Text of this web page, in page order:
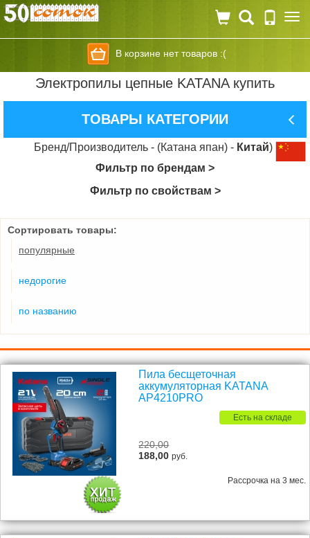
В корзине нет товаров :(
Электропилы цепные KATANA купить
ТОВАРЫ КАТЕГОРИИ
Бренд/Производитель - (Катана япан) - Китай)
Фильтр по брендам >
Фильтр по свойствам >
Сортировать товары:
популярные
недорогие
по названию
Пила бесщеточная
аккумуляторная KATANA
AP4210PRO
Есть на складе
220,00
188,00руб.
Рассрочка на 3 мес.